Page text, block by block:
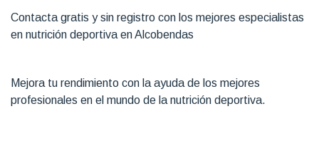
Contacta gratis y sin registro con los mejores especialistas
en nutrición deportiva en Alcobendas
Mejora tu rendimiento con la ayuda de los mejores
profesionales en el mundo de la nutrición deportiva.